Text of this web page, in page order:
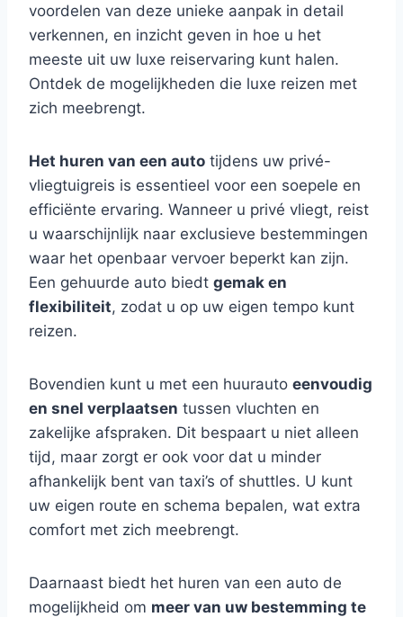
voordelen van deze unieke aanpak in detail
verkennen, en inzicht geven in hoe u het
meeste uit uw luxe reiservaring kunt halen.
Ontdek de mogelijkheden die luxe reizen met
zich meebrengt.
Het huren van een auto tijdens uw privé-
vliegtuigreis is essentieel voor een soepele en
efficiënte ervaring. Wanneer u privé vliegt, reist
u waarschijnlijk naar exclusieve bestemmingen
waar het openbaar vervoer beperkt kan zijn.
Een gehuurde auto biedt gemak en
flexibiliteit, zodat u op uw eigen tempo kunt
reizen.
Bovendien kunt u met een huurauto eenvoudig
en snel verplaatsen tussen vluchten en
zakelijke afspraken. Dit bespaart u niet alleen
tijd, maar zorgt er ook voor dat u minder
afhankelijk bent van taxi’s of shuttles. U kunt
uw eigen route en schema bepalen, wat extra
comfort met zich meebrengt.
Daarnaast biedt het huren van een auto de
mogelijkheid om meer van uw bestemming te